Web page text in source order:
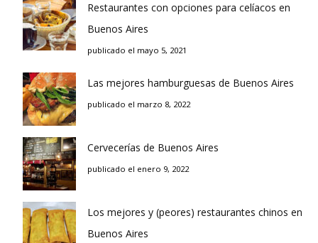
Restaurantes con opciones para celíacos en
Buenos Aires
publicado el mayo 5, 2021
Las mejores hamburguesas de Buenos Aires
publicado el marzo 8, 2022
Cervecerías de Buenos Aires
publicado el enero 9, 2022
Los mejores y (peores) restaurantes chinos en
Buenos Aires